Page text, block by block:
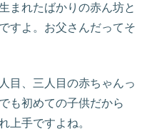
まれたばかりの赤ん坊と
すよ。お父さんだってそ
目、三人目の赤ちゃんっ
も初めての子供だから
上手ですよね。